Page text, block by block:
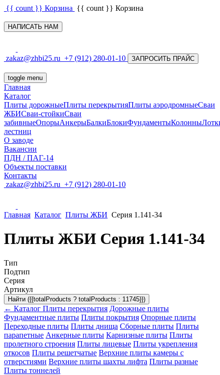
{{ count }} Корзина {{ count }} Корзина
НАПИСАТЬ НАМ
zakaz@zhbi25.ru +7 (912) 280-01-10 ЗАПРОСИТЬ ПРАЙС
toggle menu
Главная
Каталог
Плиты дорожныеПлиты перекрытияПлиты аэродромныеСваи
ЖБИСваи-стойкиСваи
забивныеОпорыАнкерыБалкиБлокиФундаментыКолонны
лестниц
О заводе
Вакансии
ПДН / ПАГ-14
Объекты поставки
Контакты
zakaz@zhbi25.ru +7 (912) 280-01-10
Главная Каталог Плиты ЖБИ Серия 1.141-34
Плиты ЖБИ Серия 1.141-34
Тип
Подтип
Серия
Артикул
Найти ({{totalProducts ? totalProducts : 11745}})
← Каталог Плиты перекрытия Дорожные плиты
Фундаментные плиты Плиты покрытия Опорные плиты
Переходные плиты Плиты днища Сборные плиты Плиты
парапетные Анкерные плиты Карнизные плиты Плиты
пролетного строения Плиты лицевые Плиты укрепления
откосов Плиты решетчатые Верхние плиты камеры с
отверстиями Верхние плиты шахты лифта Плиты разные
Плиты тоннелей